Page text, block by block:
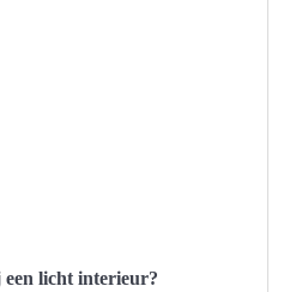
een licht interieur?